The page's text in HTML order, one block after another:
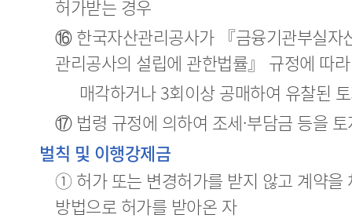
허가받는 경우
⑯ 한국자산관리공사가 『금융기관부실자
관리공사의 설립에 관한법률』 규정에 따
매각하거나 3회이상 공매하여 유찰된
⑰ 법령 규정에 의하여 조세·부담금 등을
벌칙 및 이행강제금
① 허가 또는 변경허가를 받지 않고 계약을
방법으로 허가를 받아온 자